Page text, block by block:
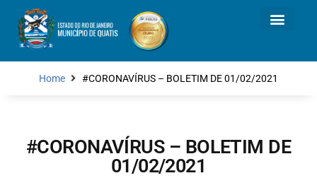
Home #CORONAVÍRUS – BOLETIM DE 01/02/2021
#CORONAVÍRUS – BOLETIM DE
01/02/2021